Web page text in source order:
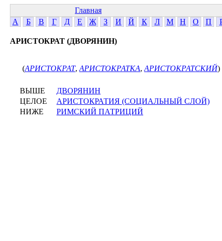
Главная
А
Б В Г Д Е Ж З И Й К Л М Н О П
АРИСТОКРАТ (ДВОРЯНИН)
(АРИСТОКРАТ, АРИСТОКРАТКА, АРИСТОКРАТСКИЙ)
ВЫШЕ
ДВОРЯНИН
ЦЕЛОЕ
АРИСТОКРАТИЯ (СОЦИАЛЬНЫЙ СЛОЙ)
НИЖЕ
РИМСКИЙ ПАТРИЦИЙ